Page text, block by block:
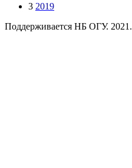
3 2019
Поддерживается НБ ОГУ. 2021.